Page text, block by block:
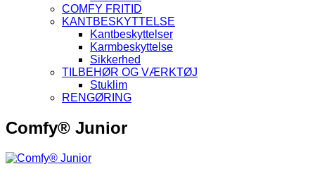
COMFY FRITID
KANTBESKYTTELSE
Kantbeskyttelser
Karmbeskyttelse
Sikkerhed
TILBEHØR OG VÆRKTØJ
Stuklim
RENGØRING
Comfy® Junior